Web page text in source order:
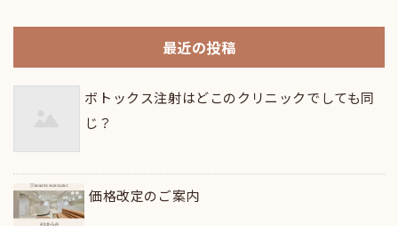
最近の投稿
ボトックス注射はどこのクリニックでしても同
じ？
価格改定のご案内